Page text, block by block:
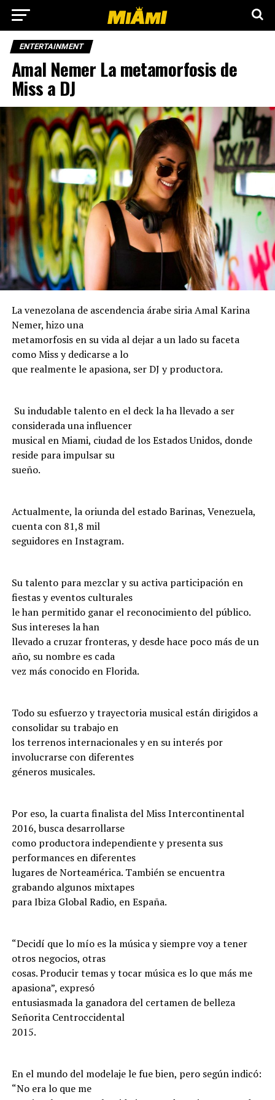
ENTERTAINMENT
Amal Nemer La metamorfosis de
Miss a DJ
La venezolana de ascendencia árabe siria Amal Karina
Nemer, hizo una
metamorfosis en su vida al dejar a un lado su faceta
como Miss y dedicarse a lo
que realmente le apasiona, ser DJ y productora.
Su indudable talento en el deck la ha llevado a ser
considerada una influencer
musical en Miami, ciudad de los Estados Unidos, donde
reside para impulsar su
sueño.
Actualmente, la oriunda del estado Barinas, Venezuela,
cuenta con 81,8 mil
seguidores en Instagram.
Su talento para mezclar y su activa participación en
fiestas y eventos culturales
le han permitido ganar el reconocimiento del público.
Sus intereses la han
llevado a cruzar fronteras, y desde hace poco más de un
año, su nombre es cada
vez más conocido en Florida.
Todo su esfuerzo y trayectoria musical están dirigidos a
consolidar su trabajo en
los terrenos internacionales y en su interés por
involucrarse con diferentes
géneros musicales.
Por eso, la cuarta finalista del Miss Intercontinental
2016, busca desarrollarse
como productora independiente y presenta sus
performances en diferentes
lugares de Norteamérica. También se encuentra
grabando algunos mixtapes
para Ibiza Global Radio, en España.
“Decidí que lo mío es la música y siempre voy a tener
otros negocios, otras
cosas. Producir temas y tocar música es lo que más me
apasiona”, expresó
entusiasmada la ganadora del certamen de belleza
Señorita Centroccidental
2015.
En el mundo del modelaje le fue bien, pero según indicó:
“No era lo que me